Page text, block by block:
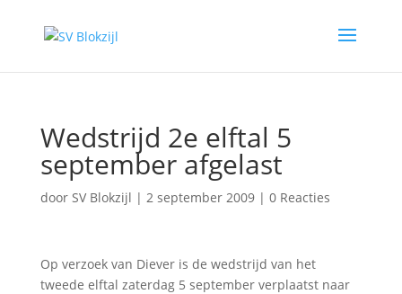
Wedstrijd 2e elftal 5
september afgelast
door SV Blokzijl | 2 september 2009| 0 Reacties
Op verzoek van Diever is de wedstrijd van het
tweede elftal zaterdag 5 september verplaatst naar